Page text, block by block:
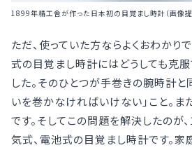
1899年精工舎が作った日本初の目覚まし時計（画像提
ただ、使っていた方ならよくおわかり
式の目覚まし時計にはどうしても克
した。そのひとつが手巻きの腕時計と
いを巻かなければいけない」こと。ま
です。そしてこの問題を解決したのが
気式、電池式の目覚まし時計です。家